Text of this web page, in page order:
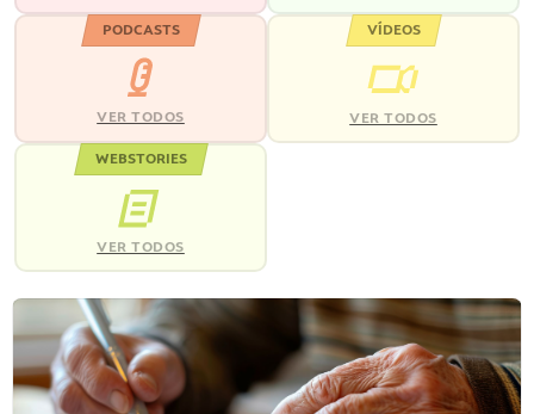
PODCASTS
VER TODOS
VÍDEOS
VER TODOS
WEBSTORIES
VER TODOS